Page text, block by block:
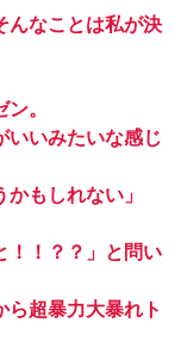
んなことは私が決
。
いいみたいな感じ
もしれない」
！！？？」と問い
ら超暴力大暴れト